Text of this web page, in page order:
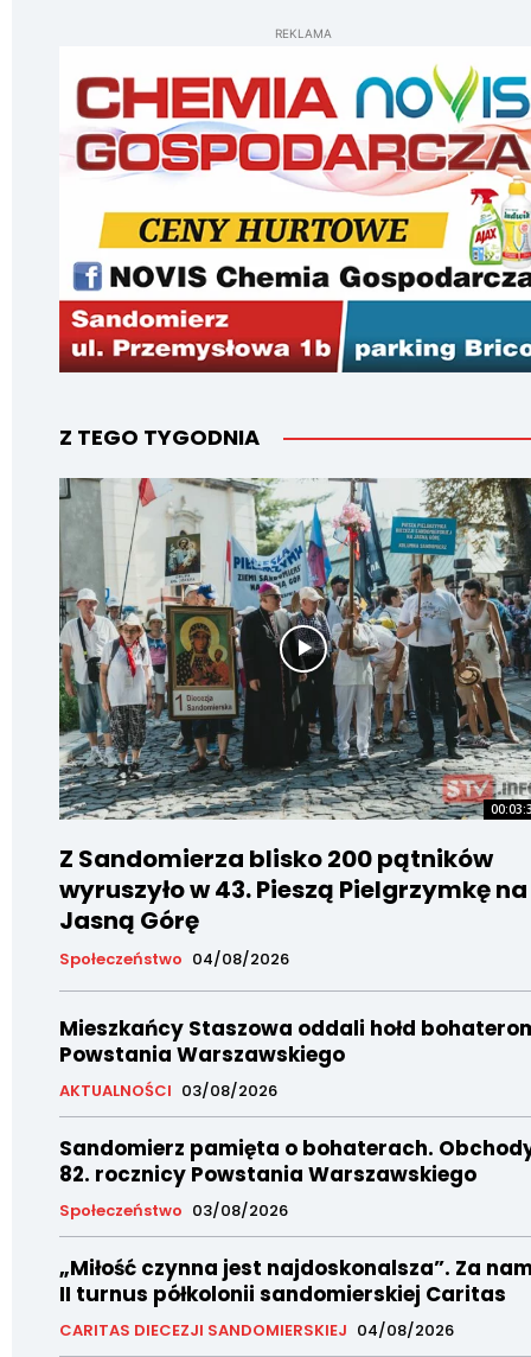
REKLAMA
Z TEGO TYGODNIA
Z Sandomierza blisko 200 pątników
wyruszyło w 43. Pieszą Pielgrzymkę na
Jasną Górę
Społeczeństwo 04/08/2026
Mieszkańcy Staszowa oddali hołd
Powstania Warszawskiego
AKTUALNOŚCI 03/08/2026
Sandomierz pamięta o bohaterach.
82. rocznicy Powstania Warszawskiego
Społeczeństwo 03/08/2026
„Miłość czynna jest najdoskonalsza”. Za
II turnus półkolonii sandomierskiej Caritas
CARITAS DIECEZJI SANDOMIERSKIEJ 04/08/2026